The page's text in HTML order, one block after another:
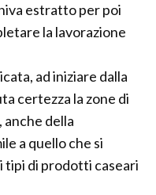
estratto per poi
la lavorazione
ad iniziare dalla
certezza la zone di
della
a quello che si
tipi di prodotti caseari